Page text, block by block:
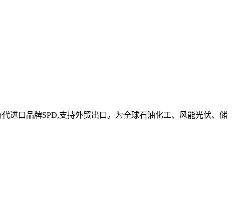
进口品牌SPD,支持外贸出口。为全球石油化工、风能光伏、储